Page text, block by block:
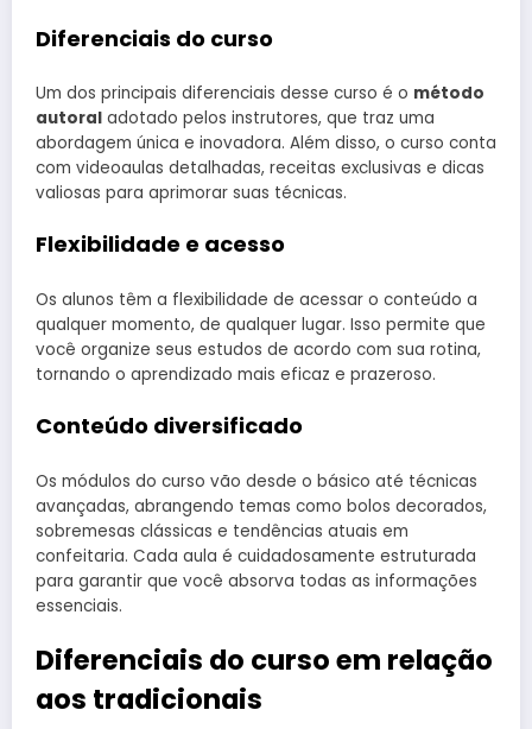
Diferenciais do curso
Um dos principais diferenciais desse curso é o método
autoral adotado pelos instrutores, que traz uma
abordagem única e inovadora. Além disso, o curso conta
com videoaulas detalhadas, receitas exclusivas e dicas
valiosas para aprimorar suas técnicas.
Flexibilidade e acesso
Os alunos têm a flexibilidade de acessar o conteúdo a
qualquer momento, de qualquer lugar. Isso permite que
você organize seus estudos de acordo com sua rotina,
tornando o aprendizado mais eficaz e prazeroso.
Conteúdo diversificado
Os módulos do curso vão desde o básico até técnicas
avançadas, abrangendo temas como bolos decorados,
sobremesas clássicas e tendências atuais em
confeitaria. Cada aula é cuidadosamente estruturada
para garantir que você absorva todas as informações
essenciais.
Diferenciais do curso em relação
aos tradicionais